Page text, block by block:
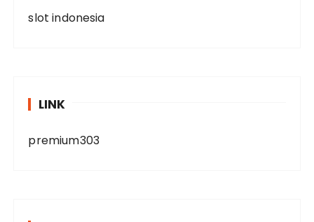
slot indonesia
LINK
premium303